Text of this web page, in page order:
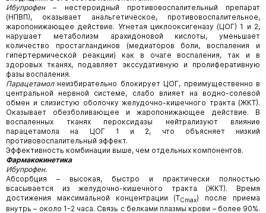
Ибупрофен– нестероидный противовоспалительный препарат
(НПВП), оказывает анальгетическое, противовоспалительное,
жаропонижающее действие. Угнетая циклооксигеназу (ЦОГ) 1 и 2,
нарушает метаболизм арахидоновой кислоты, уменьшает
количество простагландинов (медиаторов боли, воспаления и
гипертермической реакции) как в очаге воспаления, так и в
здоровых тканях, подавляет экссудативную и пролиферативную
фазы воспаления.
Парацетамолнеизбирательно блокирует ЦОГ, преимущественно в
центральной нервной системе, слабо влияет на водно-солевой
обмен и слизистую оболочку желудочно-кишечного тракта (ЖКТ).
Оказывает обезболивающее и жаропонижающее действие. В
воспаленных тканях пероксидазы нейтрализуют влияние
парацетамола на ЦОГ 1 и 2, что объясняет низкий
противовоспалительный эффект.
Эффективность комбинации выше, чем отдельных компонентов.
Фармакокинетика
Ибупрофен.
Абсорбция – высокая, быстро и практически полностью
всасывается из желудочно-кишечного тракта (ЖКТ). Время
достижения максимальной концентрации (TCmax) после приема
внутрь – около 1-2 часа. Связь с белками плазмы крови – более 90%.